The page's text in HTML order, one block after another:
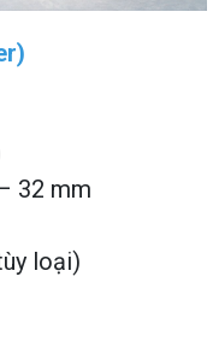
32 mm
loại)